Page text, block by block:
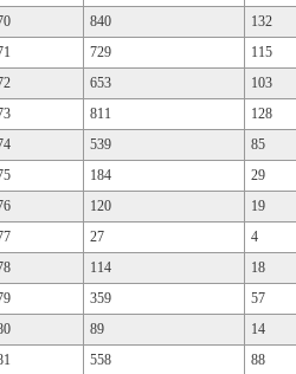
840
132
729
115
653
103
811
128
539
85
184
29
120
19
27
4
114
18
359
57
89
14
558
88